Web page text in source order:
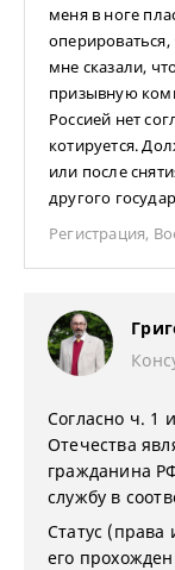
меня в ноге
мне сказали,
призывную
Россией нет
котируется.
или после
другого
Регистрация,
Согласно ч. 1
Отечества
гражданина
службу в
Статус (права
его